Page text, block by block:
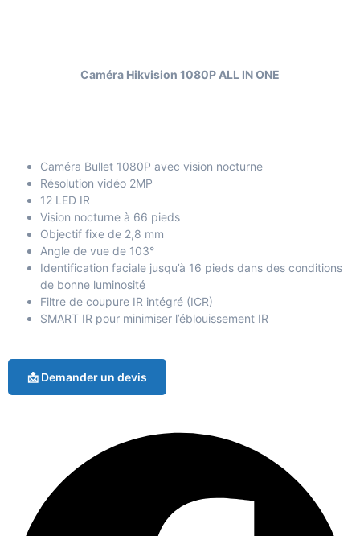
Caméra Hikvision 1080P ALL IN ONE
Caméra Bullet 1080P avec vision nocturne
Résolution vidéo 2MP
12 LED IR
Vision nocturne à 66 pieds
Objectif fixe de 2,8 mm
Angle de vue de 103°
Identification faciale jusqu’à 16 pieds dans des conditions
de bonne luminosité
Filtre de coupure IR intégré (ICR)
SMART IR pour minimiser l’éblouissement IR
📩 Demander un devis